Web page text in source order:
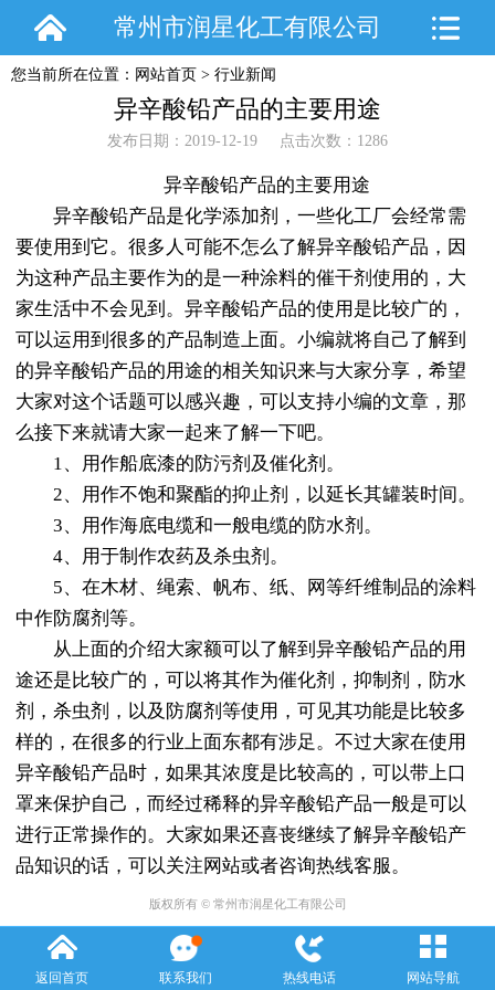
常州市润星化工有限公司
您当前所在位置： 网站首页 > 行业新闻
异辛酸铅产品的主要用途
发布日期：2019-12-19 点击次数：1286
异辛酸铅产品的主要用途
异辛酸铅产品是化学添加剂，一些化工厂会经常需
要使用到它。很多人可能不怎么了解异辛酸铅产品，因
为这种产品主要作为的是一种涂料的催干剂使用的，大
家生活中不会见到。异辛酸铅产品的使用是比较广的，
可以运用到很多的产品制造上面。小编就将自己了解到
的异辛酸铅产品的用途的相关知识来与大家分享，希望
大家对这个话题可以感兴趣，可以支持小编的文章，那
么接下来就请大家一起来了解一下吧。
1、用作船底漆的防污剂及催化剂。
2、用作不饱和聚酯的抑止剂，以延长其罐装时间。
3、用作海底电缆和一般电缆的防水剂。
4、用于制作农药及杀虫剂。
5、在木材、绳索、帆布、纸、网等纤维制品的涂料
中作防腐剂等。
从上面的介绍大家额可以了解到异辛酸铅产品的用
途还是比较广的，可以将其作为催化剂，抑制剂，防水
剂，杀虫剂，以及防腐剂等使用，可见其功能是比较多
样的，在很多的行业上面东都有涉足。不过大家在使用
异辛酸铅产品时，如果其浓度是比较高的，可以带上口
罩来保护自己，而经过稀释的异辛酸铅产品一般是可以
进行正常操作的。大家如果还喜丧继续了解异辛酸铅产
品知识的话，可以关注网站或者咨询热线客服。
版权所有 © 常州市润星化工有限公司
返回首页 联系我们 热线电话 网站导航